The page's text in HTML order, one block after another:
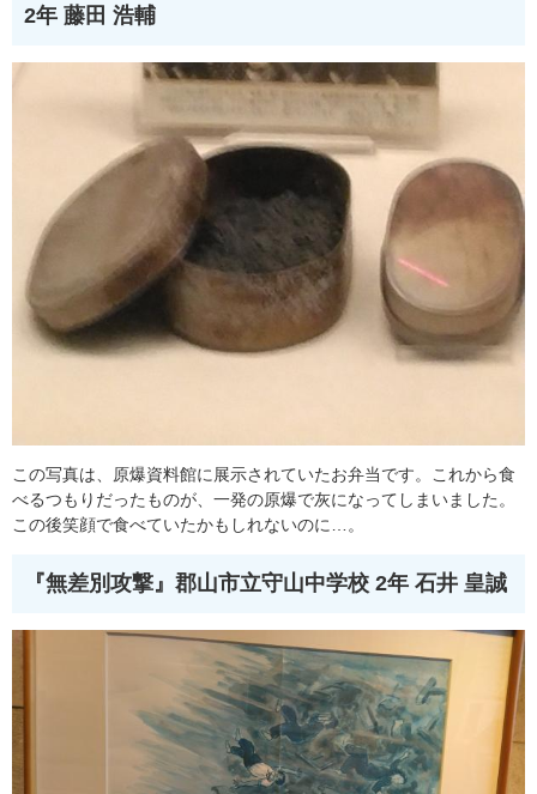
2年 藤田 浩輔​
この写真は、原爆資料館に展示されていたお弁当です。これから食
べるつもりだったものが、一発の原爆で灰になってしまいました。
この後笑顔で食べていたかもしれないのに…。
『無差別攻撃』 郡山市立守山中学校 2年 石井 皇誠